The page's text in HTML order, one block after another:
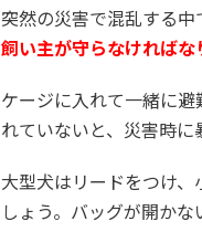
突然の災害で混乱する中
飼い主が守らなければな
ケージに入れて一緒に
れていないと、災害時に
大型犬はリードをつけ
しょう。バッグが開かな